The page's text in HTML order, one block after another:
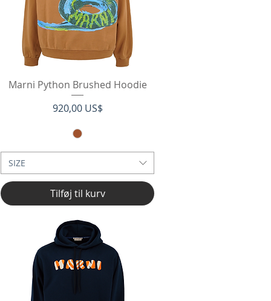
Hurtigvisning
Marni Python Brushed Hoodie
Pris
920,00 US$
SIZE
Tilføj til kurv